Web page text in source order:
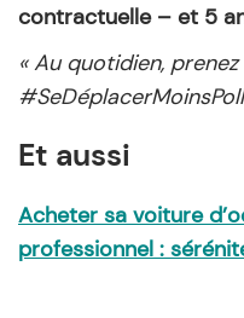
contractuelle – et 5
« Au quotidien,
Et aussi
Acheter sa voiture
professionnel :